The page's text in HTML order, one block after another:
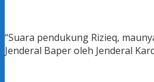
“Suara pendukung Rizieq,
Jenderal Baper oleh Jenderal